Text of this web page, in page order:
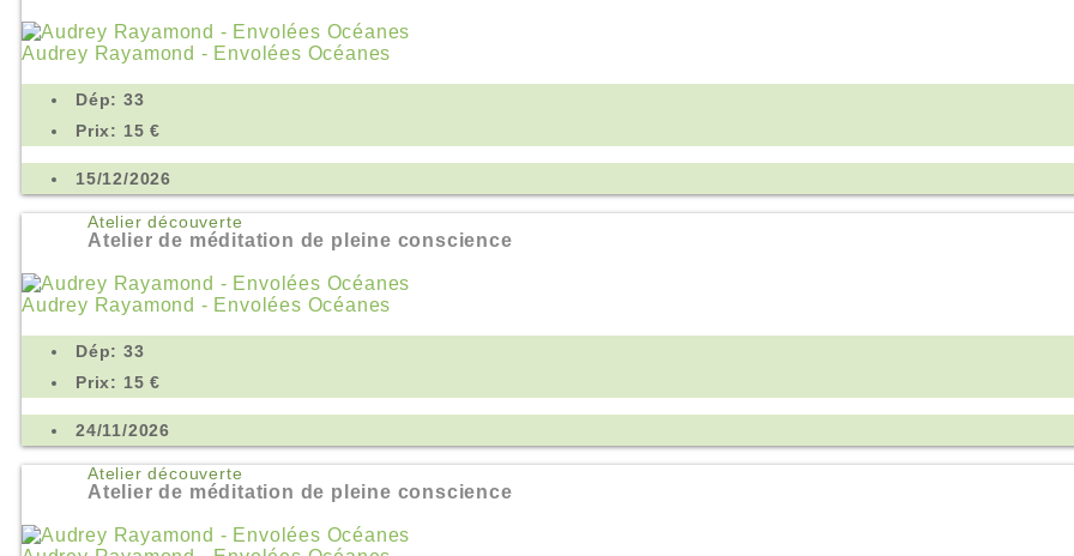
Audrey Rayamond - Envolées Océanes
Dép: 33
Prix: 15 €
15/12/2026
Atelier découverte
Atelier de méditation de pleine conscience
Audrey Rayamond - Envolées Océanes
Dép: 33
Prix: 15 €
24/11/2026
Atelier découverte
Atelier de méditation de pleine conscience